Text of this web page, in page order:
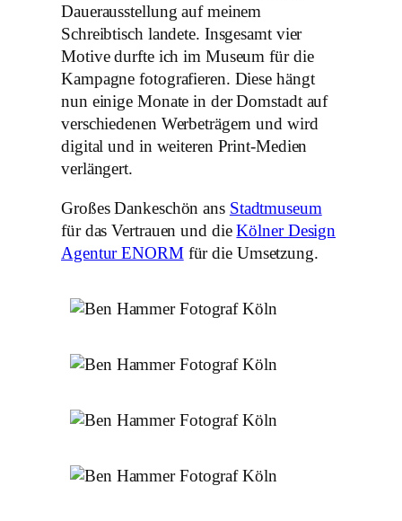
Dauerausstellung auf meinem
Schreibtisch landete. Insgesamt vier
Motive durfte ich im Museum für die
Kampagne fotografieren. Diese hängt
nun einige Monate in der Domstadt auf
verschiedenen Werbeträgern und wird
digital und in weiteren Print-Medien
verlängert.
Großes Dankeschön ans Stadtmuseum
für das Vertrauen und dieKölner Design
Agentur ENORMfür die Umsetzung.